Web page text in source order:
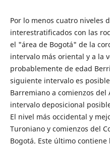
Por lo menos cuatro niveles
interestratificados con las
el "área de Bogotá" de la
intervalo más oriental y a la
probablemente de edad
siguiente intervalo es
Barremiano a comienzos
intervalo deposicional
El nivel más occidental y
Turoniano y comienzos del
Bogotá. Este último